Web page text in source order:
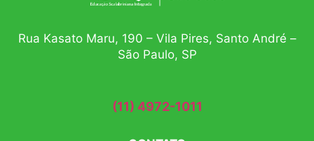
Rua Kasato Maru, 190 – Vila Pires, Santo André –
São Paulo, SP
(11) 4972-1011